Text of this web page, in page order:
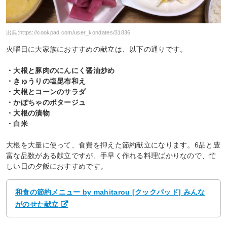
出典:https://cookpad.com/user_kondates/31836
火曜日に大家族におすすめの献立は、以下の通りです。
・大根と豚肉のにんにく醤油炒め
・きゅうりの塩昆布和え
・大根とコーンのサラダ
・かぼちゃのポタージュ
・大根の漬物
・白米
大根を大量に使って、食費を抑えた節約献立になります。6品と豊
富な品数がある献立ですが、手早く作れる料理ばかりなので、忙
しい日の夕飯におすすめです。
和食の節約メニュー by mahitarou [クックパッド] みんな
がのせた献立